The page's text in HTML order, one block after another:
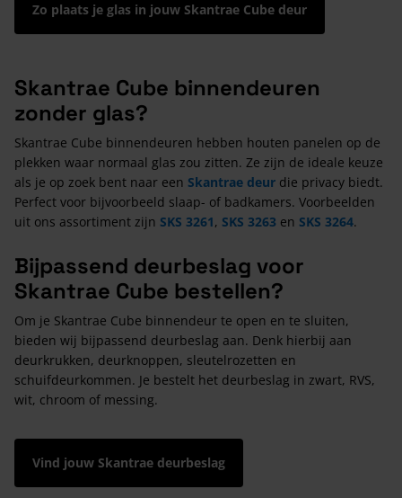
Zo plaats je glas in jouw Skantrae Cube deur
Skantrae Cube binnendeuren
zonder glas?
Skantrae Cube binnendeuren hebben houten panelen op de
plekken waar normaal glas zou zitten. Ze zijn de ideale keuze
als je op zoek bent naar een Skantrae deur die privacy biedt.
Perfect voor bijvoorbeeld slaap- of badkamers. Voorbeelden
uit ons assortiment zijn SKS 3261, SKS 3263 en SKS 3264.
Bijpassend deurbeslag voor
Skantrae Cube bestellen?
Om je Skantrae Cube binnendeur te open en te sluiten,
bieden wij bijpassend deurbeslag aan. Denk hierbij aan
deurkrukken, deurknoppen, sleutelrozetten en
schuifdeurkommen. Je bestelt het deurbeslag in zwart, RVS,
wit, chroom of messing.
Vind jouw Skantrae deurbeslag